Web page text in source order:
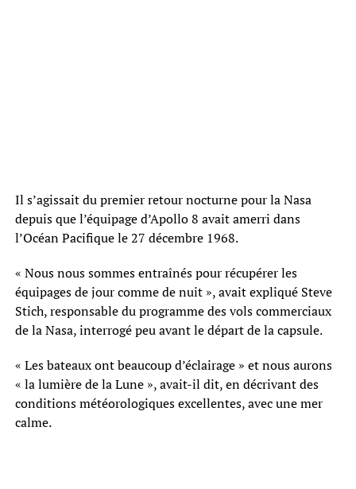
Il s’agissait du premier retour nocturne pour la Nasa
depuis que l’équipage d’Apollo 8 avait amerri dans
l’Océan Pacifique le 27 décembre 1968.
« Nous nous sommes entraînés pour récupérer les
équipages de jour comme de nuit », avait expliqué Steve
Stich, responsable du programme des vols commerciaux
de la Nasa, interrogé peu avant le départ de la capsule.
« Les bateaux ont beaucoup d’éclairage » et nous aurons
« la lumière de la Lune », avait-il dit, en décrivant des
conditions météorologiques excellentes, avec une mer
calme.